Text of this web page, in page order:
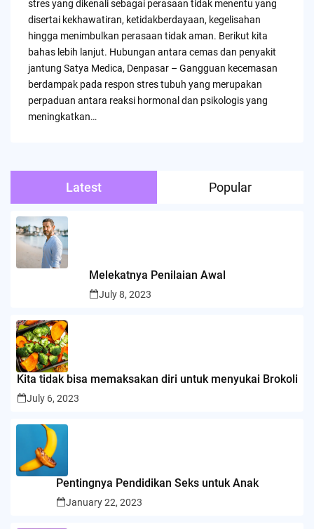
stres yang dikenali sebagai perasaan tidak menentu yang
disertai kekhawatiran, ketidakberdayaan, kegelisahan
hingga menimbulkan perasaan tidak aman. Berikut kita
bahas lebih lanjut. Hubungan antara cemas dan penyakit
jantung Satya Medica, Denpasar – Gangguan kecemasan
berdampak pada respon stres tubuh yang merupakan
perpaduan antara reaksi hormonal dan psikologis yang
meningkatkan…
Latest Popular
Melekatnya Penilaian Awal
July 8, 2023
Kita tidak bisa memaksakan diri untuk menyukai Brokoli
July 6, 2023
Pentingnya Pendidikan Seks untuk Anak
January 22, 2023